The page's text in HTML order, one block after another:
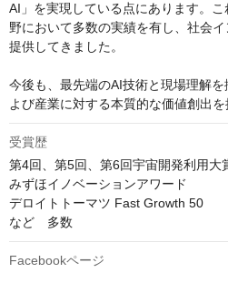
AI」を実現している点にあります。
野において多数の実績を有し、社会
提供してきました。
今後も、最先端のAI技術と現場理解
よび産業に対する本質的な価値創出を
受賞歴
第4回、第5回、第6回宇宙開発利⽤⼤
みずほイノベーションアワード
デロイトトーマツ Fast Growth 50
など　多数
Facebookページ